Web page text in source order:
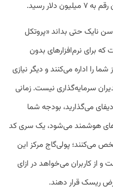
رسید.
حتی بداند «پروتکل
برای نرم‌افزار‌های بدون
را اداره می‌کنند و دیگر نیازی
سرمایه‌گذاری نیست. زمانی
می‌گذارید، بودجه شما
هوشمند می‌شود، یک سری کد
می‌کنند؛ پولی‌گاج مرکز این
و از کاربران می‌خواهد در ازای
ریسک قرار دهند.